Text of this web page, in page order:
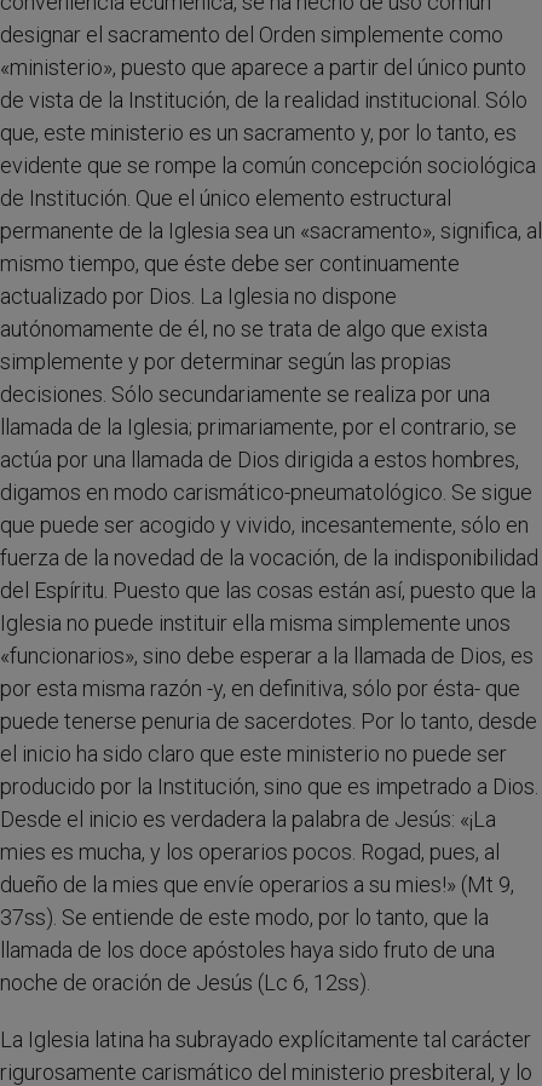
designar el sacramento del Orden simplemente como
«ministerio», puesto que aparece a partir del único punto
de vista de la Institución, de la realidad institucional. Sólo
que, este ministerio es un sacramento y, por lo tanto, es
evidente que se rompe la común concepción sociológica
de Institución. Que el único elemento estructural
permanente de la Iglesia sea un «sacramento», significa, al
mismo tiempo, que éste debe ser continuamente
actualizado por Dios. La Iglesia no dispone
autónomamente de él, no se trata de algo que exista
simplemente y por determinar según las propias
decisiones. Sólo secundariamente se realiza por una
llamada de la Iglesia; primariamente, por el contrario, se
actúa por una llamada de Dios dirigida a estos hombres,
digamos en modo carismático-pneumatológico. Se sigue
que puede ser acogido y vivido, incesantemente, sólo en
fuerza de la novedad de la vocación, de la indisponibilidad
del Espíritu. Puesto que las cosas están así, puesto que la
Iglesia no puede instituir ella misma simplemente unos
«funcionarios», sino debe esperar a la llamada de Dios, es
por esta misma razón -y, en definitiva, sólo por ésta- que
puede tenerse penuria de sacerdotes. Por lo tanto, desde
el inicio ha sido claro que este ministerio no puede ser
producido por la Institución, sino que es impetrado a Dios.
Desde el inicio es verdadera la palabra de Jesús: «¡La
mies es mucha, y los operarios pocos. Rogad, pues, al
dueño de la mies que envíe operarios a su mies!» (Mt 9,
37ss). Se entiende de este modo, por lo tanto, que la
llamada de los doce apóstoles haya sido fruto de una
noche de oración de Jesús (Lc 6, 12ss).
La Iglesia latina ha subrayado explícitamente tal carácter
rigurosamente carismático del ministerio presbiteral, y lo